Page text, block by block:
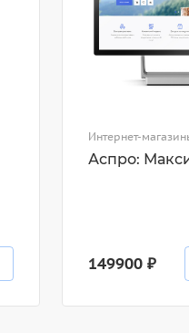
Интернет-
Аспро:
149900 ₽